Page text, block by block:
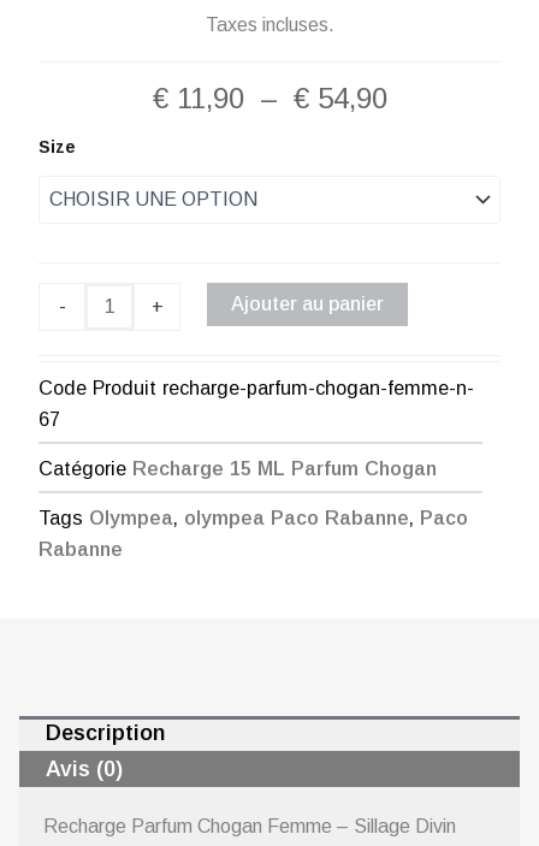
Taxes incluses.
€11,90 – €54,90Plage
à
€ 54,90
Size
-
quantité
Parfum
+ Ajouter au panier
Code Produit recharge-parfum-chogan-femme-n-
67
Catégorie Recharge 15 ML Parfum Chogan
Tags Olympea, olympea Paco Rabanne, Paco
Rabanne
Description
Avis (0)
Recharge Parfum Chogan Femme – Sillage Divin